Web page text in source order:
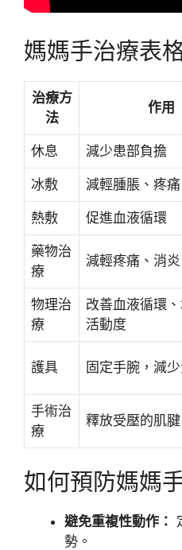
媽媽手治療表
治療方
法
作用
休息 減少患部負擔
冰敷 減輕腫脹、疼痛
熱敷 促進血液循環
藥物治
療
減輕疼痛、消炎
物理治
療
改善血液循環
活動度
護具 固定手腕，減
手術治
療
釋放受壓的肌腱
如何預防媽媽
避免重複性動作：
勢。